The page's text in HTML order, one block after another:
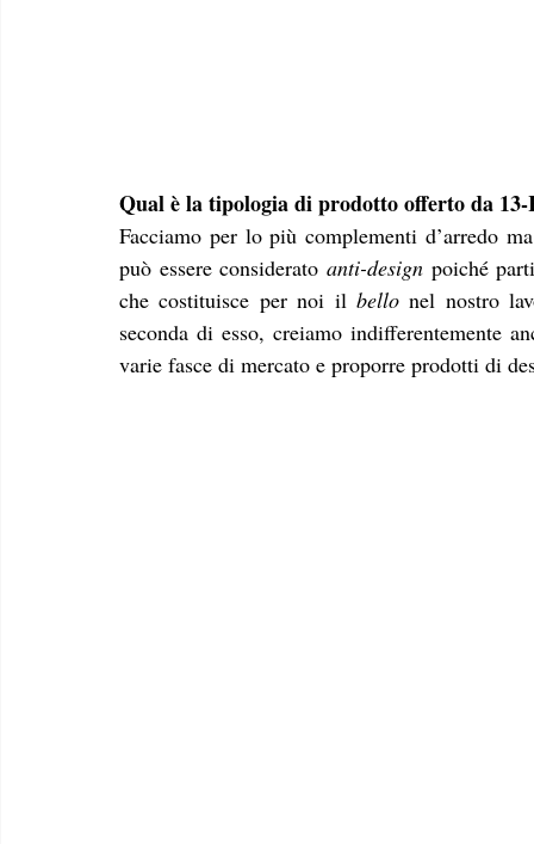
Qual è la tipologia di prodotto offerto da 13-
Facciamo per lo più complementi d’arredo
può essere considerato anti-design poiché
che costituisce per noi il bello nel nostro
seconda di esso, creiamo indifferentemente
varie fasce di mercato e proporre prodotti di